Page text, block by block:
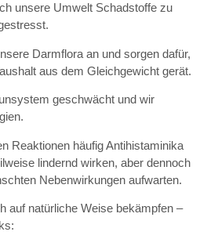
unsere Umwelt Schadstoffe zu
Darmflora an und sorgen dafür,
aus dem Gleichgewicht gerät.
geschwächt und wir
Reaktionen häufig Antihistaminika
lindernd wirken, aber dennoch
Nebenwirkungen aufwarten.
auf natürliche Weise bekämpfen –